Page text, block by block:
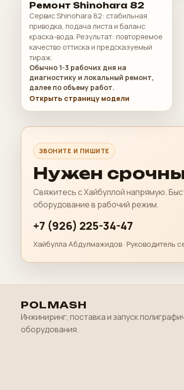
Ремонт Shinohara 82
Сервис Shinohara 82: стабильная
приводка, подача листа и баланс
краска-вода. Результат: повторяемое
качество оттиска и предсказуемый
тираж.
Обычно 1-3 рабочих дня на
диагностику и локальный ремонт,
далее по объему работ.
Открыть страницу модели
ЗВОНИТЕ И ПИШИТЕ
Нужен
Свяжитесь с Хайбуллой напрямую.
оборудование в рабочий режим.
+7 (926) 225-34-47
Хайбулла Абдулмажидов · Руководитель
POLMASH
Инжиниринг, поставка и запуск
оборудования.